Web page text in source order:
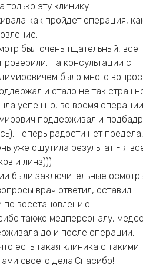
только эту клинику.
как пройдет операция,
был очень тщательный, все
На консультации с
было много
и стало не так
успешно, во время операции
поддерживал и
Теперь радости нет
уже ощутила результат - я
и линз)))
были заключительные
врач ответил, оставил
восстановлению.
также медперсоналу,
до и после операции.
есть такая клиника с такими
своего дела.Спасибо!